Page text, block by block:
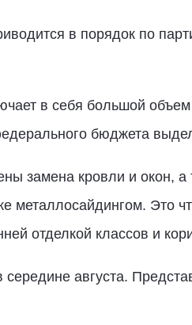
в порядок по
в себя большой
бюджета
замена кровли и окон,
металлосайдингом. Это
отделкой классов и
августа.